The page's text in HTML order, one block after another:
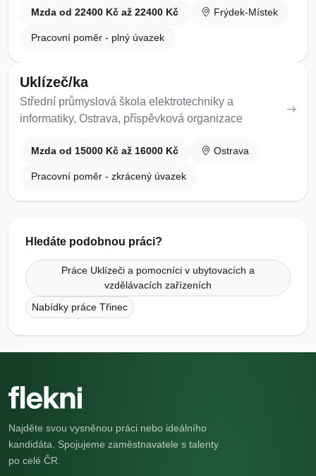
Mzda od 22400 Kč až 22400 Kč Frýdek-Místek
Pracovní poměr - plný úvazek
Uklízeč/ka
Střední průmyslová škola elektrotechniky a
informatiky, Ostrava, příspěvková organizace
Mzda od 15000 Kč až 16000 Kč Ostrava
Pracovní poměr - zkrácený úvazek
Hledáte podobnou práci?
Práce Uklízeči a pomocníci v ubytovacích a
vzdělávacích zařízeních
Nabídky práce Třinec
Najděte svou vysněnou práci nebo ideálního
kandidáta. Spojujeme zaměstnavatele s talenty
po celé ČR.